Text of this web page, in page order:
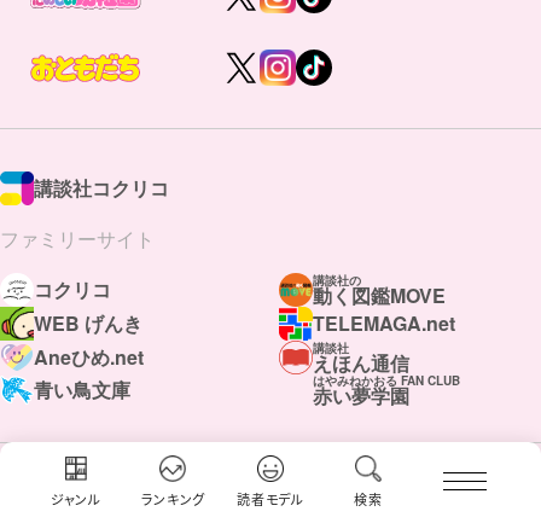
ジャンル ランキング 読者モデル 検索
講談社コクリコ
ファミリーサイト
コクリコ
講談社の
動く図鑑MOVE
WEB げんき
TELEMAGA.net
Aneひめ.net
講談社
えほん通信
青い鳥文庫
はやみねかおる FAN CLUB
赤い夢学園
ボンボンアカデミー